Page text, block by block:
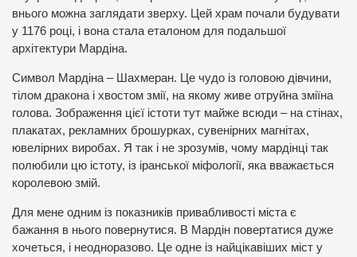
внього можна заглядати зверху. Цей храм почали будувати
у 1176 році, і вона стала еталоном для подальшої
архітектури Мардіна.
Символ Мардіна – Шахмеран. Це чудо із головою дівчини,
тілом дракона і хвостом змії, на якому живе отруйна зміїна
голова. Зображення цієї істоти тут майже всюди – на стінах,
плакатах, рекламних брошурках, сувенірних магнітах,
ювелірних виробах. Я так і не зрозумів, чому мардінці так
полюбили цю істоту, із іранської міфології, яка вважається
королевою змій.
Для мене одним із показників привабливості міста є
бажання в нього повернутися. В Мардін повертатися дуже
хочеться, і неодноразово. Це одне із найцікавіших міст у